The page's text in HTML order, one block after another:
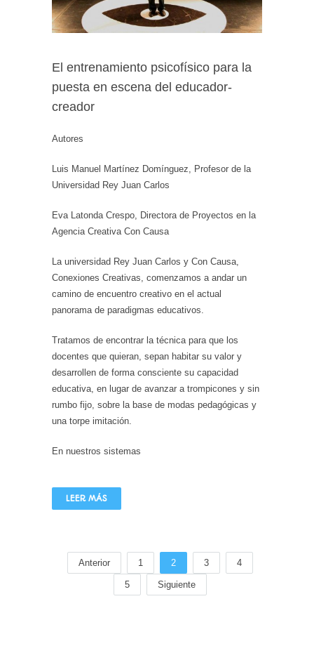
El entrenamiento psicofísico para la
puesta en escena del educador-
creador
Autores
Luis Manuel Martínez Domínguez, Profesor de la
Universidad Rey Juan Carlos
Eva Latonda Crespo, Directora de Proyectos en la
Agencia Creativa Con Causa
La universidad Rey Juan Carlos y Con Causa,
Conexiones Creativas, comenzamos a andar un
camino de encuentro creativo en el actual
panorama de paradigmas educativos.
Tratamos de encontrar la técnica para que los
docentes que quieran, sepan habitar su valor y
desarrollen de forma consciente su capacidad
educativa, en lugar de avanzar a trompicones y sin
rumbo fijo, sobre la base de modas pedagógicas y
una torpe imitación.
En nuestros sistemas
LEER MÁS
Anterior 1 2 3 4
5 Siguiente